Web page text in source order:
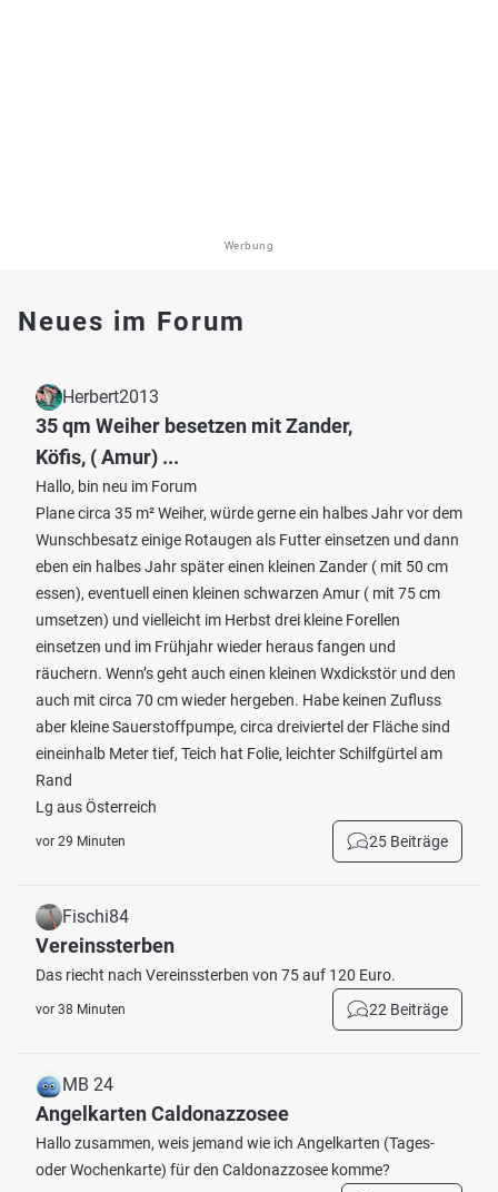
Werbung
Neues im Forum
Herbert2013
35 qm Weiher besetzen mit Zander,
Köfis, ( Amur) ...
Hallo, bin neu im Forum
Plane circa 35 m² Weiher, würde gerne ein halbes Jahr vor dem
Wunschbesatz einige Rotaugen als Futter einsetzen und dann
eben ein halbes Jahr später einen kleinen Zander ( mit 50 cm
essen), eventuell einen kleinen schwarzen Amur ( mit 75 cm
umsetzen) und vielleicht im Herbst drei kleine Forellen
einsetzen und im Frühjahr wieder heraus fangen und
räuchern. Wenn’s geht auch einen kleinen Wxdickstör und den
auch mit circa 70 cm wieder hergeben. Habe keinen Zufluss
aber kleine Sauerstoffpumpe, circa dreiviertel der Fläche sind
eineinhalb Meter tief, Teich hat Folie, leichter Schilfgürtel am
Rand
Lg aus Österreich
vor 29 Minuten 25 Beiträge
Fischi84
Vereinssterben
Das riecht nach Vereinssterben von 75 auf 120 Euro.
vor 38 Minuten 22 Beiträge
MB 24
Angelkarten Caldonazzosee
Hallo zusammen, weis jemand wie ich Angelkarten (Tages-
oder Wochenkarte) für den Caldonazzosee komme?